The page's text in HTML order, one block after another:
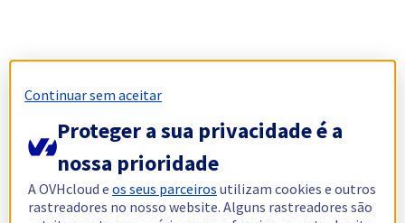
Continuar sem aceitar
Proteger a sua privacidade é a
nossa prioridade
A OVHcloud eos seus parceiros utilizam cookies e outros
rastreadores no nosso website. Alguns rastreadores são